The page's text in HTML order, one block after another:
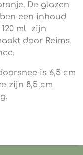
De glazen
een inhoud
ml zijn
door Reims
is 6,5 cm
zijn 8,5 cm